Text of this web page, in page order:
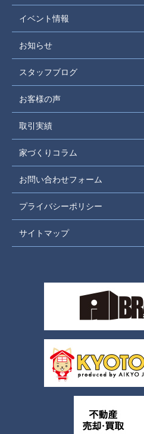
イベント情報
お知らせ
スタッフブログ
お客様の声
取引実績
家づくりコラム
お問い合わせフォーム
プライバシーポリシー
サイトマップ